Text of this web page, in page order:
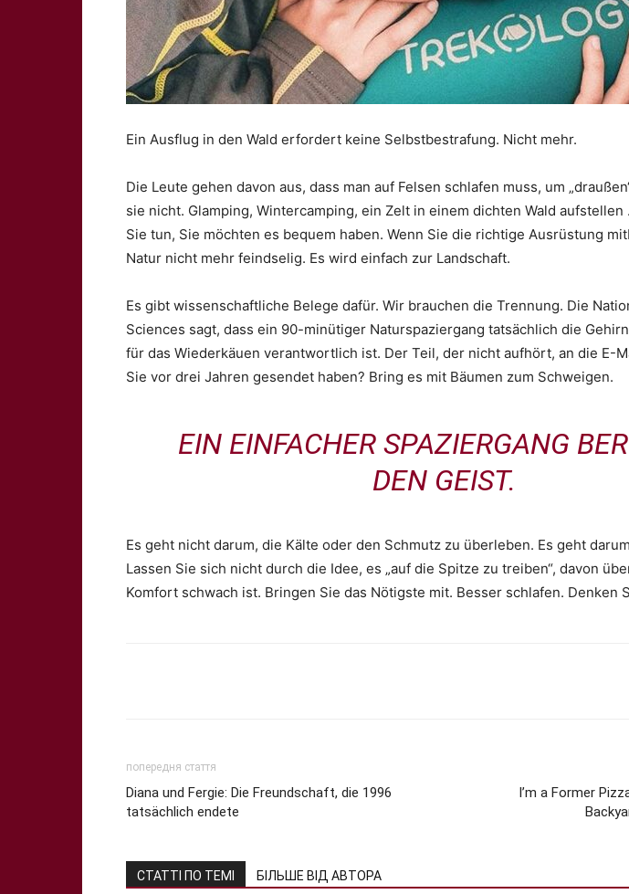
Ein Ausflug in den Wald erfordert keine Selbstbestrafung. Nicht mehr.
Die Leute gehen davon aus, dass man auf Felsen schlafen muss, um
sie nicht. Glamping, Wintercamping, ein Zelt in einem dichten Wald aufstellen
Sie tun, Sie möchten es bequem haben. Wenn Sie die richtige Ausrüstung
Natur nicht mehr feindselig. Es wird einfach zur Landschaft.
Es gibt wissenschaftliche Belege dafür. Wir brauchen die Trennung. Die
Sciences sagt, dass ein 90-minütiger Naturspaziergang tatsächlich die
für das Wiederkäuen verantwortlich ist. Der Teil, der nicht aufhört, an die E-
Sie vor drei Jahren gesendet haben? Bring es mit Bäumen zum Schweigen.
EIN EINFACHER SPAZIERGANG
DEN GEIST.
Es geht nicht darum, die Kälte oder den Schmutz zu überleben. Es geht
Lassen Sie sich nicht durch die Idee, es „auf die Spitze zu treiben“, davon
Komfort schwach ist. Bringen Sie das Nötigste mit. Besser schlafen. Denken
попередня стаття
Diana und Fergie: Die Freundschaft, die 1996
tatsächlich endete
I’m a Former
СТАТТІ ПО ТЕМІ БІЛЬШЕ ВІД АВТОРА